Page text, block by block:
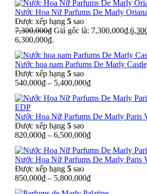
Nước Hoa Nữ Parfums De Marly Oriana
Được xếp hạng 5 sao
7,300,000₫ Giá gốc là: 7,300,000₫.
6,300,000₫.
Nước hoa nam Parfums De Marly
Được xếp hạng 5 sao
540,000₫ – 5,400,000₫
Nước Hoa Nữ Parfums De Marly Paris
Được xếp hạng 5 sao
820,000₫ – 6,500,000₫
Nước Hoa Nữ Parfums De Marly Paris
Được xếp hạng 5 sao
850,000₫ – 5,800,000₫